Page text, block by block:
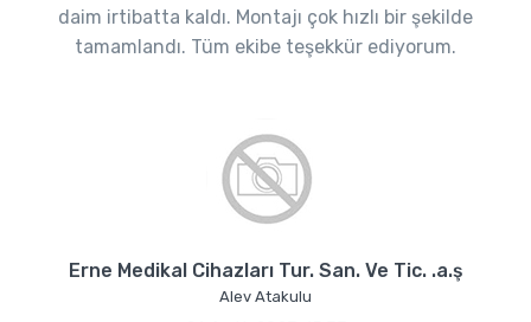
daim irtibatta kaldı. Montajı çok hızlı bir şekilde
tamamlandı. Tüm ekibe teşekkür ediyorum.
Erne Medikal Cihazları Tur. San. Ve Tic. .a.ş
Alev Atakulu